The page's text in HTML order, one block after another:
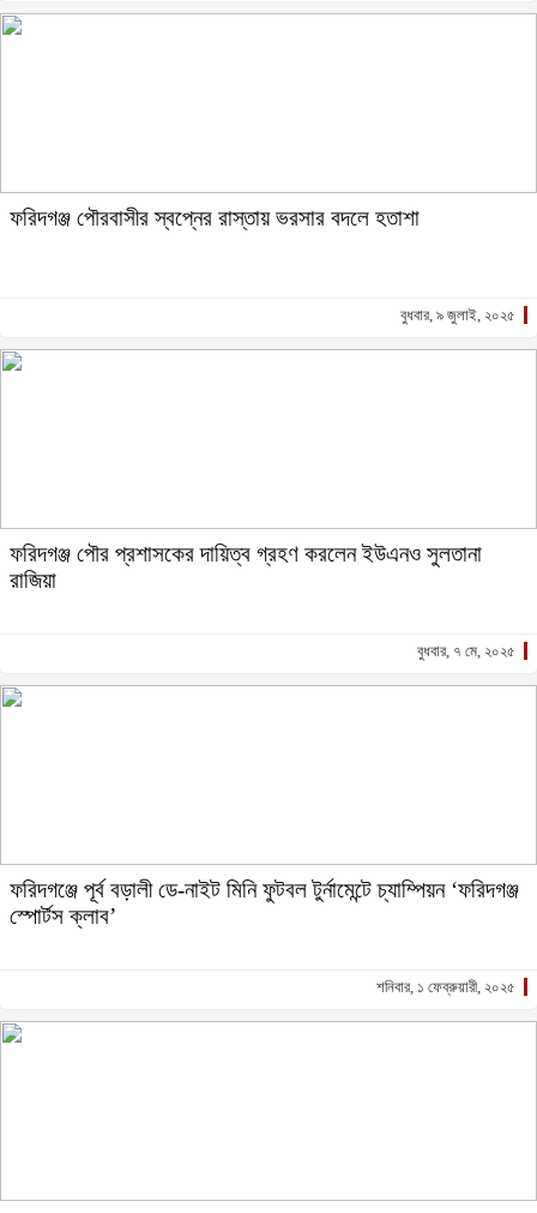
ফরিদগঞ্জ পৌরবাসীর স্বপ্নের রাস্তায় ভরসার বদলে হতাশা
বুধবার, ৯ জুলাই, ২০২৫
ফরিদগঞ্জ পৌর প্রশাসকের দায়িত্ব গ্রহণ করলেন ইউএনও সুলতানা
রাজিয়া
বুধবার, ৭ মে, ২০২৫
ফরিদগঞ্জে পূর্ব বড়ালী ডে-নাইট মিনি ফুটবল টুর্নামেন্টে চ্যাম্পিয়ন ‘ফরিদগঞ্জ
স্পোর্টস ক্লাব’
শনিবার, ১ ফেব্রুয়ারী, ২০২৫